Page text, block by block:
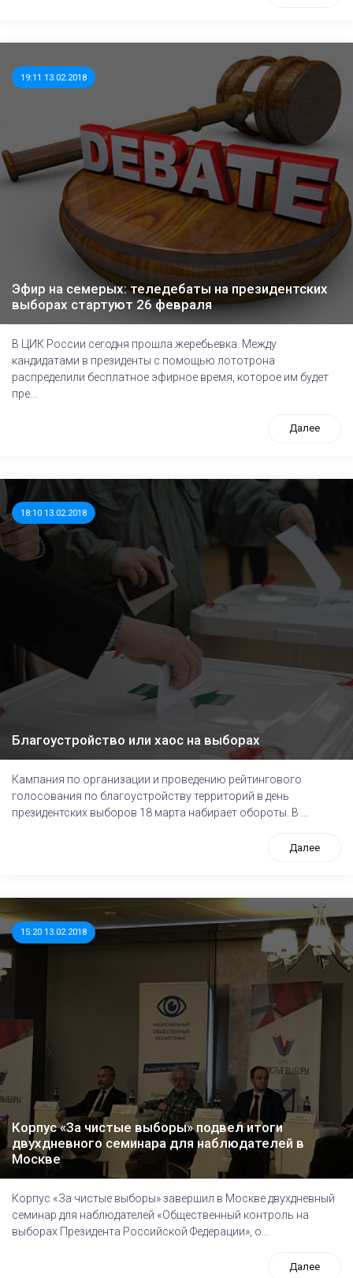
19:11 13.02.2018
Эфир на семерых: теледебаты на президентских
выборах стартуют 26 февраля
В ЦИК России сегодня прошла жеребьевка. Между
кандидатами в президенты с помощью лототрона
распределили бесплатное эфирное время, которое им будет
пре...
Далее
18:10 13.02.2018
Благоустройство или хаос на выборах
Кампания по организации и проведению рейтингового
голосования по благоустройству территорий в день
президентских выборов 18 марта набирает обороты. В ...
Далее
15:20 13.02.2018
Корпус «За чистые выборы» подвел итоги
двухдневного семинара для наблюдателей в
Москве
Корпус «За чистые выборы» завершил в Москве двухдневный
семинар для наблюдателей «Общественный контроль на
выборах Президента Российской Федерации», о...
Далее